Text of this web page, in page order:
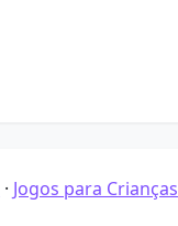
· Jogos para Crianças